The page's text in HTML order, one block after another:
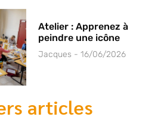
Atelier : Apprenez à
peindre une icône
Jacques 16/06/2026
articles